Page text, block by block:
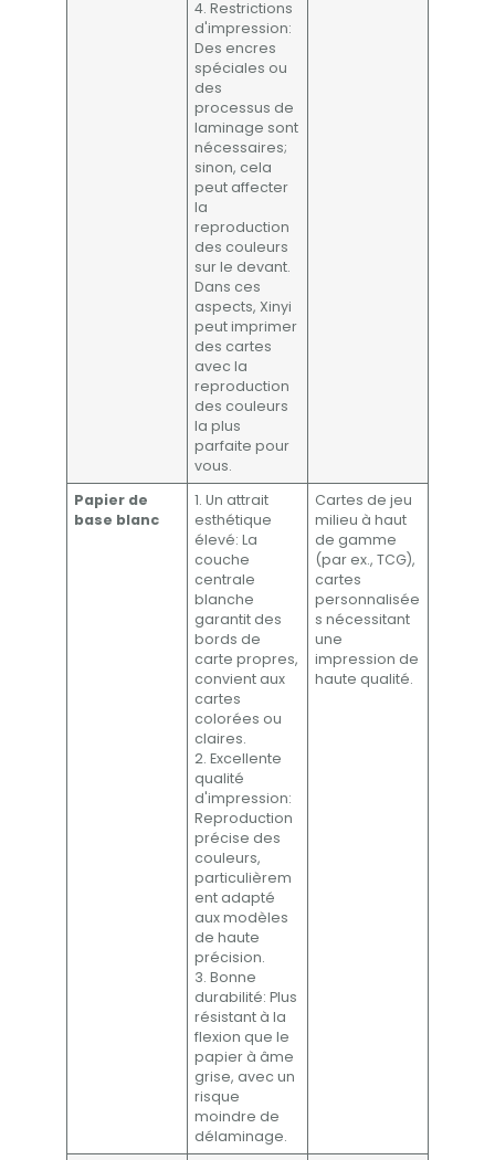
4. Restrictions
d'impression:
Des encres
spéciales ou
des
processus de
laminage sont
nécessaires;
sinon, cela
peut affecter
la
reproduction
des couleurs
sur le devant.
Dans ces
aspects, Xinyi
peut imprimer
des cartes
avec la
reproduction
des couleurs
la plus
parfaite pour
vous.
Papier de
base blanc
1. Un attrait
esthétique
élevé: La
couche
centrale
blanche
garantit des
bords de
carte propres,
convient aux
cartes
colorées ou
claires.
2. Excellente
qualité
d'impression:
Reproduction
précise des
couleurs,
particulièrem
ent adapté
aux modèles
de haute
précision.
3. Bonne
durabilité: Plus
résistant à la
flexion que le
papier à âme
grise, avec un
risque
moindre de
délaminage.
Cartes de jeu
milieu à haut
de gamme
(par ex., TCG),
cartes
personnalisée
s nécessitant
une
impression de
haute qualité.